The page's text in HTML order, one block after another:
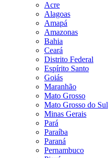
Acre
Alagoas
Amapá
Amazonas
Bahia
Ceará
Distrito Federal
Espírito Santo
Goiás
Maranhão
Mato Grosso
Mato Grosso do Sul
Minas Gerais
Pará
Paraíba
Paraná
Pernambuco